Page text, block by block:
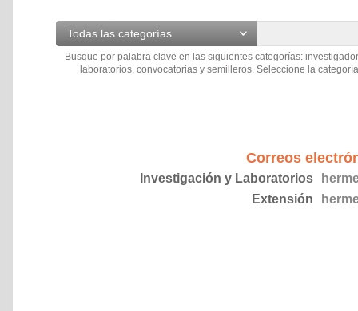
Todas las categorías
Busque por palabra clave en las siguientes categorías:
laboratorios, convocatorias y semilleros. Seleccione la
Correos
Investigación y Laboratorios
Extensión